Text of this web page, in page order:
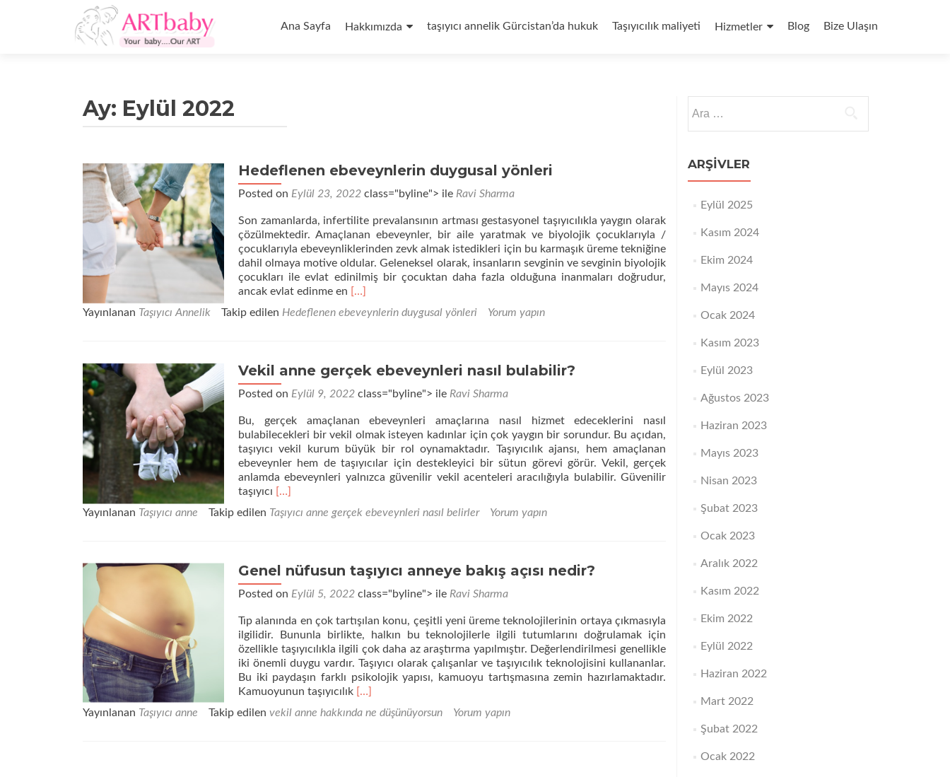
geç
Ana Sayfa Hakkımızda taşıyıcı annelik Gürcistan’da hukuk Taşıyıcılık maliyeti Hizmetler Blog Bize Ulaşın
Ay: Eylül 2022
Hedeflenen ebeveynlerin duygusal yönleri
Posted on Eylül 23, 2022 class="byline"> ile Ravi Sharma
Son zamanlarda, infertilite prevalansının artması gestasyonel taşıyıcılıkla yaygın olarak
çözülmektedir. Amaçlanan ebeveynler, bir aile yaratmak ve biyolojik çocuklarıyla /
çocuklarıyla ebeveynliklerinden zevk almak istedikleri için bu karmaşık üreme tekniğine
dahil olmaya motive oldular. Geleneksel olarak, insanların sevginin ve sevginin biyolojik
çocukları ile evlat edinilmiş bir çocuktan daha fazla olduğuna inanmaları doğrudur,
ancak evlat edinme en Daha
okuyunHedeflenen
[…]
Yayınlanan Taşıyıcı Annelik Takip edilen Hedeflenen ebeveynlerin duygusal yönleri Yorum yapın
Vekil anne gerçek ebeveynleri nasıl bulabilir?
Posted on Eylül 9, 2022 class="byline"> ile Ravi Sharma
Bu, gerçek amaçlanan ebeveynleri amaçlarına nasıl hizmet edeceklerini nasıl
bulabilecekleri bir vekil olmak isteyen kadınlar için çok yaygın bir sorundur. Bu açıdan,
taşıyıcı vekil kurum büyük bir rol oynamaktadır. Taşıyıcılık ajansı, hem amaçlanan
ebeveynler hem de taşıyıcılar için destekleyici bir sütun görevi görür. Vekil, gerçek
anlamda ebeveynleri yalnızca güvenilir vekil acenteleri aracılığıyla bulabilir. Güvenilir
taşıyıcı Daha
okuyunVekil
nasıl
bulabilir?
[…]
Yayınlanan Taşıyıcı anne Takip edilen Taşıyıcı anne gerçek ebeveynleri nasıl belirler Yorum yapın
Genel nüfusun taşıyıcı anneye bakış açısı nedir?
Posted on Eylül 5, 2022 class="byline"> ile Ravi Sharma
Tıp alanında en çok tartışılan konu, çeşitli yeni üreme teknolojilerinin ortaya çıkmasıyla
ilgilidir. Bununla birlikte, halkın bu teknolojilerle ilgili tutumlarını doğrulamak için
özellikle taşıyıcılıkla ilgili çok daha az araştırma yapılmıştır. Değerlendirilmesi genellikle
iki önemli duygu vardır. Taşıyıcı olarak çalışanlar ve taşıyıcılık teknolojisini kullananlar.
Bu iki paydaşın farklı psikolojik yapısı, kamuoyu tartışmasına zemin hazırlamaktadır.
Kamuoyunun taşıyıcılık Daha
okuyunGenel
[…]
Yayınlanan Taşıyıcı anne Takip edilen vekil anne hakkında ne düşünüyorsun Yorum yapın
ARŞIVLER
Eylül 2025
Kasım 2024
Ekim 2024
Mayıs 2024
Ocak 2024
Kasım 2023
Eylül 2023
Ağustos 2023
Haziran 2023
Mayıs 2023
Nisan 2023
Şubat 2023
Ocak 2023
Aralık 2022
Kasım 2022
Ekim 2022
Eylül 2022
Haziran 2022
Mart 2022
Şubat 2022
Ocak 2022